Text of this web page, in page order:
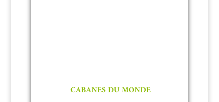
CABANES DU MONDE